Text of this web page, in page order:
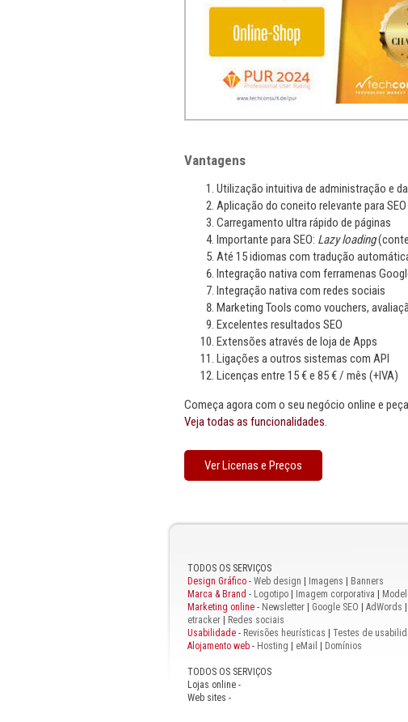
Vantagens
Utilização intuitiva de administração e
Aplicação do coneito relevante para SEO
Carregamento ultra rápido de páginas
Importante para SEO: Lazy loading
Até 15 idiomas com tradução
Integração nativa com ferramenas
Integração nativa com redes sociais
Marketing Tools como vouchers,
Excelentes resultados SEO
Extensões através de loja de Apps
Ligações a outros sistemas com API
Licenças entre 15 € e 85 € / mês (+IVA)
Começa agora com o seu negócio online e
Veja todas as funcionalidades.
Ver Licenas e Preços
TODOS OS SERVIÇOS
Design Gráfico - Web design | Imagens | Banners
Marca & Brand - Logotipo | Imagem corporativa |
Marketing online - Newsletter | Google SEO | AdWords |
etracker | Redes sociais
Usabilidade - Revisões heurísticas | Testes de
Alojamento web - Hosting | eMail | Domínios
TODOS OS SERVIÇOS
Lojas online -
Web sites -